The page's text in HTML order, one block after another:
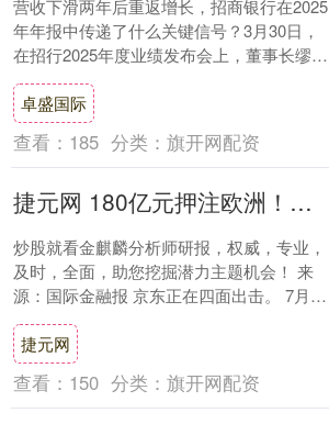
营收下滑两年后重返增长，招商银行在2025
年年报中传递了什么关键信号？3月30日，
在招行2025年度业绩发布会上，董事长缪建
民携行长王良，副行长兼财务负责人、董....
卓盛国际
查看： 185 分类： 旗开网配资
捷元网 180亿元押注欧洲！刘强东“豪赌”国际化
炒股就看金麒麟分析师研报，权威，专业，
及时，全面，助您挖掘潜力主题机会！ 来
源：国际金融报 京东正在四面出击。 7月31
日，京东集团（9618.HK）发布公告，....
捷元网
查看： 150 分类： 旗开网配资